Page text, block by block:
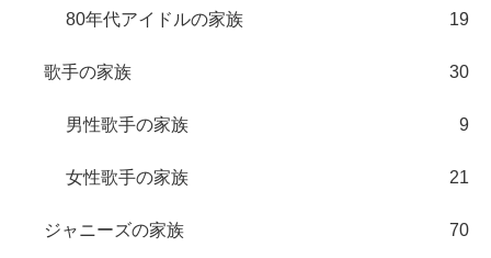
80年代アイドルの家族 19
歌手の家族 30
男性歌手の家族 9
女性歌手の家族 21
ジャニーズの家族 70